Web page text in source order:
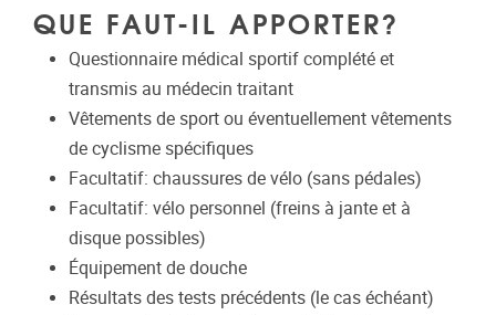
QUE FAUT-IL APPORTER?
Questionnaire médical sportif complété et
transmis au médecin traitant
Vêtements de sport ou éventuellement vêtements
de cyclisme spécifiques
Facultatif: chaussures de vélo (sans pédales)
Facultatif: vélo personnel (freins à jante et à
disque possibles)
Équipement de douche
Résultats des tests précédents (le cas échéant)